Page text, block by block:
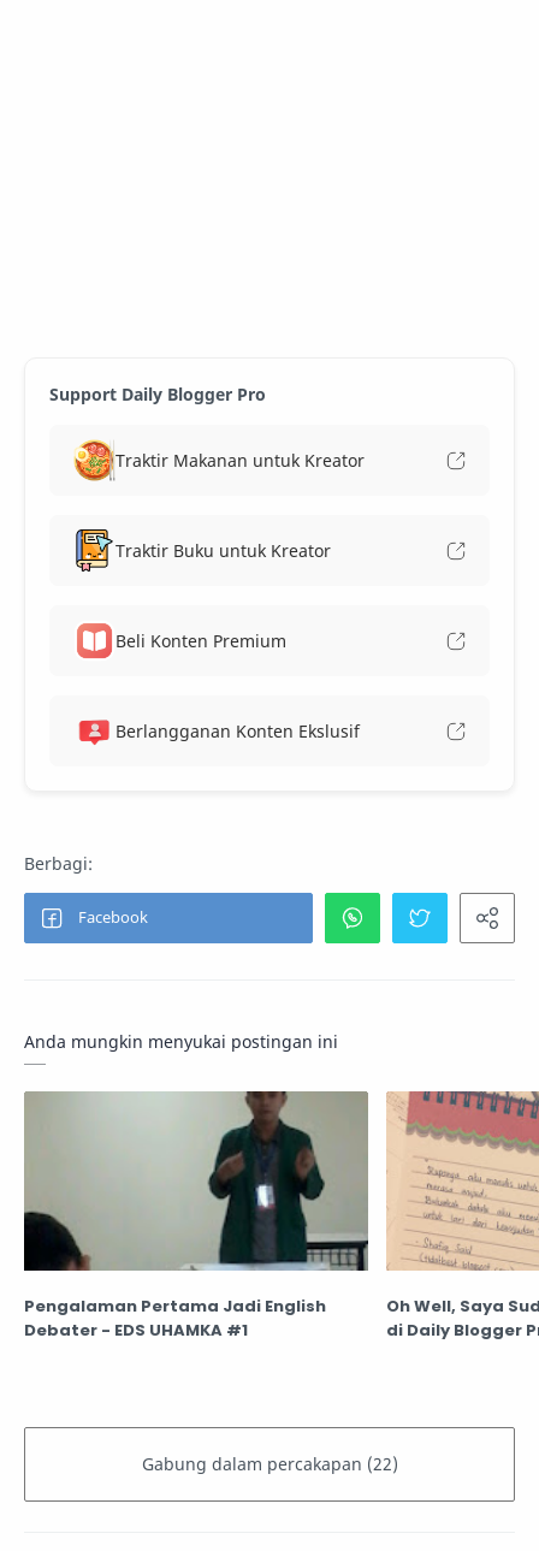
Support Daily Blogger Pro
Traktir Makanan untuk Kreator
Traktir Buku untuk Kreator
Beli Konten Premium
Berlangganan Konten Ekslusif
Anda mungkin menyukai postingan ini
Pengalaman Pertama Jadi English
Debater - EDS UHAMKA #1
Oh Well, Saya
di Daily Blogger